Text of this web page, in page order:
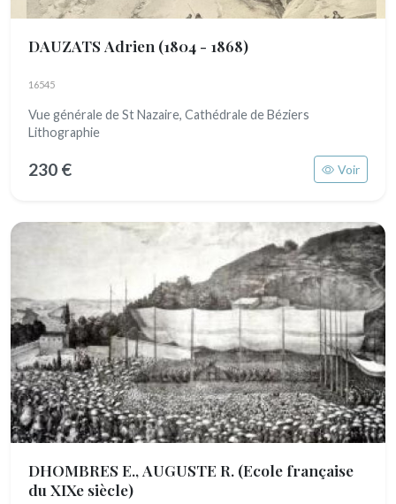
DAUZATS Adrien (1804 - 1868)
16545
Vue générale de St Nazaire, Cathédrale de Béziers
Lithographie
230 € Voir
DHOMBRES E., AUGUSTE R. (Ecole française
du XIXe siècle)